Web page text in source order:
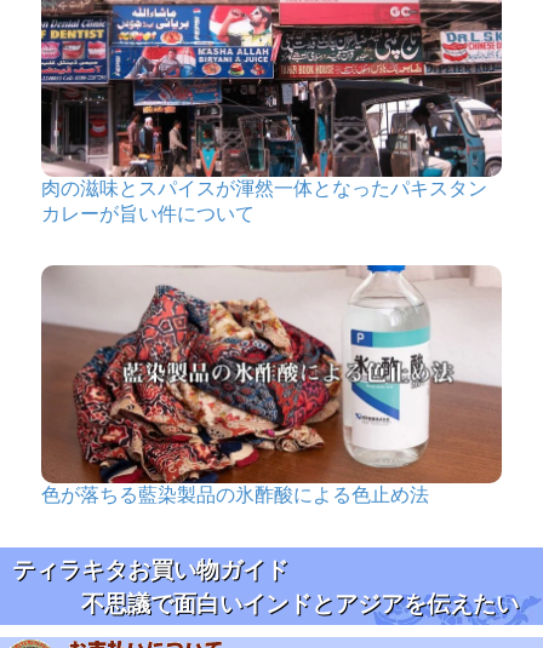
肉の滋味とスパイスが渾然一体となったパキスタン
カレーが旨い件について
色が落ちる藍染製品の氷酢酸による色止め法
ティラキタお買い物ガイド
不思議で面白いインドとアジアを伝えたい